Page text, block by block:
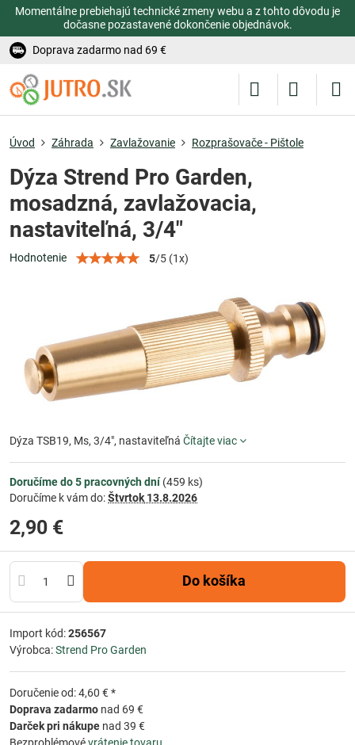
Momentálne prebiehajú technické zmeny webu a z tohto dôvodu je
dočasne pozastavené dokončenie objednávok.
Doprava zadarmo nad 69 €
Úvod Záhrada Zavlažovanie Rozprašovače - Pištole
Dýza Strend Pro Garden,
mosadzná, zavlažovacia,
nastaviteľná, 3/4"
Hodnotenie 5/5 (1x)
Dýza TSB19, Ms, 3/4", nastaviteľná Čítajte viac
Doručíme do 5 pracovných dní(459 ks)
Doručíme k vám do:Štvrtok 13.8.2026
2,90 €
Do košíka
Import kód:256567
Výrobca:Strend Pro Garden
Doručenie od: 4,60 € *
Doprava zadarmo nad 69 €
Darček pri nákupe nad 39 €
Bezproblémovévrátenie tovaru